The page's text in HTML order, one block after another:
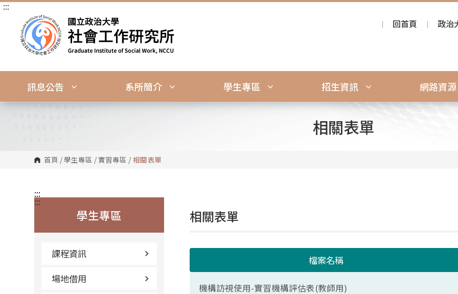
跳
:::
回首頁
政治
訊息公告 系所簡介 學生專區 招生資訊 網路資源
相關表單
首頁 /學生專區 /實習專區 / 相關表單
:::
學生專區
課程資訊
場地借用
:::
相關表單
檔案名稱
機構訪視使用-實習機構評估表(教師用)